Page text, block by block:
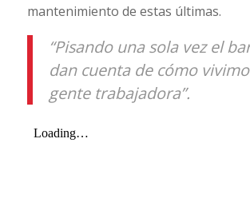
mantenimiento de estas últimas.
“Pisando una sola vez el
dan cuenta de cómo
gente trabajadora”.